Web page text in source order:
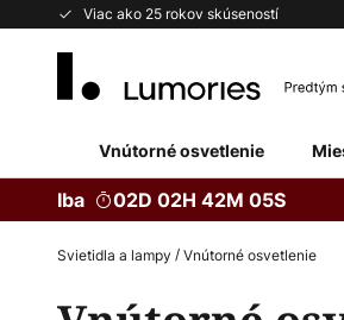
Viac ako 25 rokov skúseností
Skip
Vnútorné osvetlenie
Iba 02D 02H 42M 03S
Svietidla a lampy Vnútorné osvetlenie